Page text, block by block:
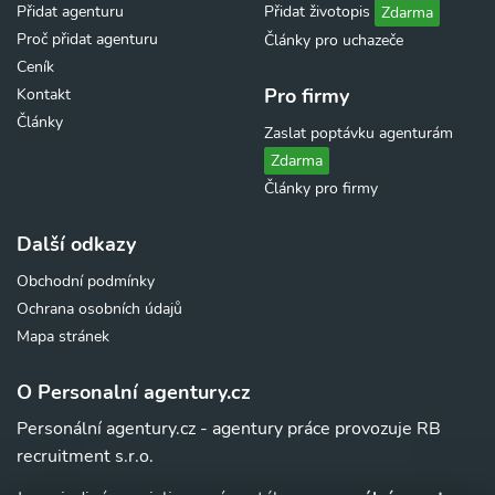
Přidat agenturu
Proč přidat agenturu
Ceník
Kontakt
Články
Přidat životopis Zdarma
Články pro uchazeče
Pro firmy
Zaslat poptávku agenturám
Zdarma
Články pro firmy
Další odkazy
Obchodní podmínky
Ochrana osobních údajů
Mapa stránek
O Personalní agentury.cz
Personální agentury.cz - agentury práce provozuje RB
recruitment s.r.o.